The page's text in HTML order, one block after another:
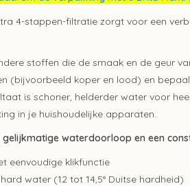
4-stappen-filtratie zorgt voor een
stoffen die de smaak en de geur
(bijvoorbeeld koper en lood) en
is schoner, helderder water voor
in je huishoudelijke apparaten.
gelijkmatige waterdoorloop en een
eenvoudige klikfunctie
water (12 tot 14,5° Duitse hardheid)